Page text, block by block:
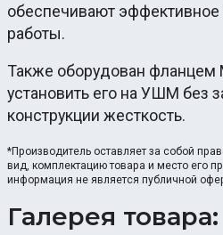
обеспечивают
работы.
Также оборудован фланцем
установить его на УШМ без
конструкции жесткость.
*Производитель оставляет за собой
вид, комплектацию товара и место его
информация не является публичной
Галерея товара: